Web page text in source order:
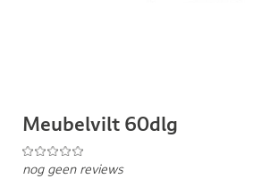
Meubelvilt 60dlg
nog geen reviews